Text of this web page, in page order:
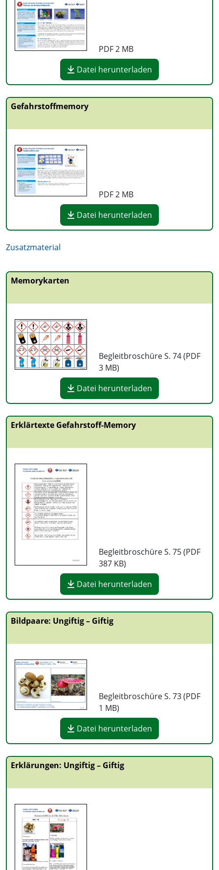
PDF2 MB
Datei herunterladen
Gefahrstoffmemory
PDF2 MB
Datei herunterladen
Zusatzmaterial
Memorykarten
Begleitbroschüre S. 74 (PDF
3 MB)
Datei herunterladen
Erklärtexte Gefahrstoff-Memory
Begleitbroschüre S. 75 (PDF
387 KB)
Datei herunterladen
Bildpaare: Ungiftig – Giftig
Begleitbroschüre S. 73 (PDF
1 MB)
Datei herunterladen
Erklärungen: Ungiftig – Giftig